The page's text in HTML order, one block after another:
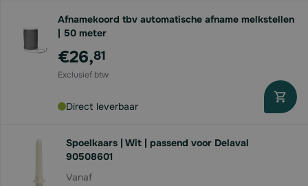
Afnamekoord tbv automatische afname melkstellen
| 50 meter
€26,81
Direct leverbaar
Spoelkaars | Wit | passend voor Delaval
90508601
Vanaf